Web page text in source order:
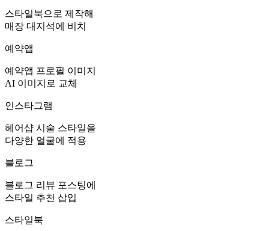
스타일북으로 제작해
매장 대지석에 비치
예약앱
예약앱 프로필 이미지
AI 이미지로 교체
인스타그램
헤어샵 시술 스타일을
다양한 얼굴에 적용
블로그
블로그 리뷰 포스팅에
스타일 추천 삽입
스타일북